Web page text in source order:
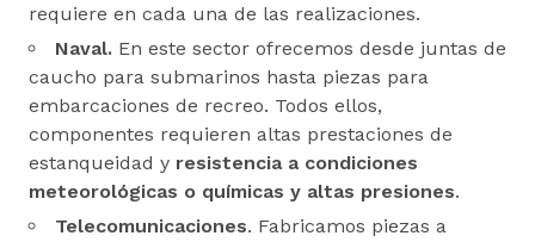
requiere en cada una de las realizaciones.
Naval. En este sector ofrecemos desde juntas de
caucho para submarinos hasta piezas para
embarcaciones de recreo. Todos ellos,
componentes requieren altas prestaciones de
estanqueidad y resistencia a condiciones
meteorológicas o químicas y altas presiones.
Telecomunicaciones. Fabricamos piezas a